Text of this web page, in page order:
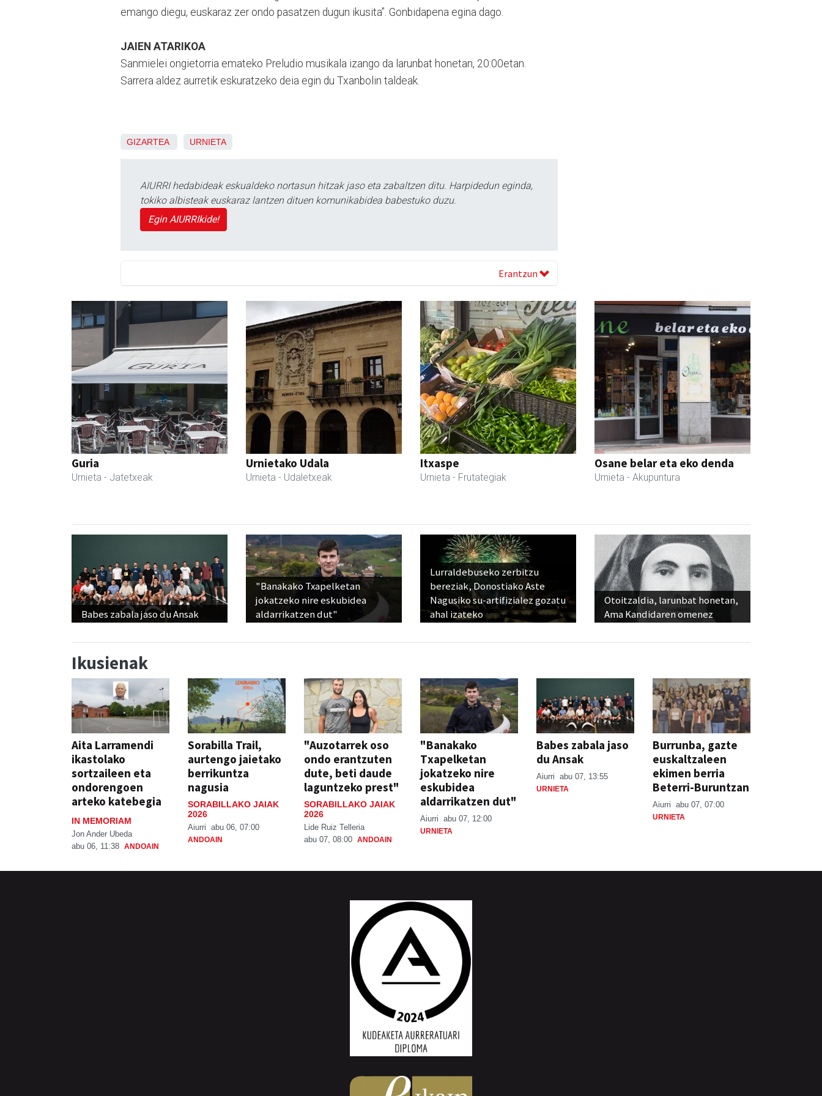
emango diegu, euskaraz zer ondo pasatzen dugun ikusita”. Gonbidapena egina dago.
JAIEN ATARIKOA
Sanmielei ongietorria emateko Preludio musikala izango da larunbat honetan, 20:00etan.
Sarrera aldez aurretik eskuratzeko deia egin du Txanbolin taldeak.
GIZARTEA URNIETA
AIURRI hedabideak eskualdeko nortasun hitzak jaso eta zabaltzen ditu. Harpidedun eginda,
tokiko albisteak euskaraz lantzen dituen komunikabidea babestuko duzu.
Egin AIURRIkide!
Erantzun
Guria
Urnieta - Jatetxeak
Urnietako Udala
Urnieta - Udaletxeak
Itxaspe
Urnieta - Frutategiak
Osane belar eta eko denda
Urnieta - Akupuntura
Babes zabala jaso du Ansak
"Banakako Txapelketan
jokatzeko nire eskubidea
aldarrikatzen dut"
Lurraldebuseko zerbitzu
bereziak, Donostiako Aste
Nagusiko su-artifizialez gozatu
ahal izateko
Otoitzaldia, larunbat honetan,
Ama Kandidaren omenez
Ikusienak
Aita Larramendi
ikastolako
sortzaileen eta
ondorengoen
arteko katebegia
IN MEMORIAM
Jon Ander Ubeda
abu 06, 11:38 ANDOAIN
Sorabilla Trail,
aurtengo jaietako
berrikuntza
nagusia
SORABILLAKO JAIAK
2026
Aiurri abu 06, 07:00
ANDOAIN
"Auzotarrek oso
ondo erantzuten
dute, beti daude
laguntzeko prest"
SORABILLAKO JAIAK
2026
Lide Ruiz Telleria
abu 07, 08:00 ANDOAIN
"Banakako
Txapelketan
jokatzeko nire
eskubidea
aldarrikatzen dut"
Aiurri abu 07, 12:00
URNIETA
Babes zabala jaso
du Ansak
Aiurri abu 07, 13:55
URNIETA
Burrunba, gazte
euskaltzaleen
ekimen berria
Beterri-Buruntzan
Aiurri abu 07, 07:00
URNIETA